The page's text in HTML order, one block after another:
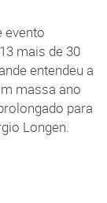
evento
mais de 30
entendeu a
massa ano
para
Longen.